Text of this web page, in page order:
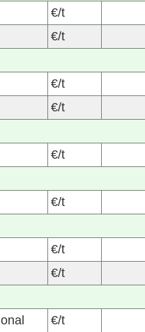
€/t
€/t
€/t
€/t
€/t
€/t
€/t
€/t
€/t